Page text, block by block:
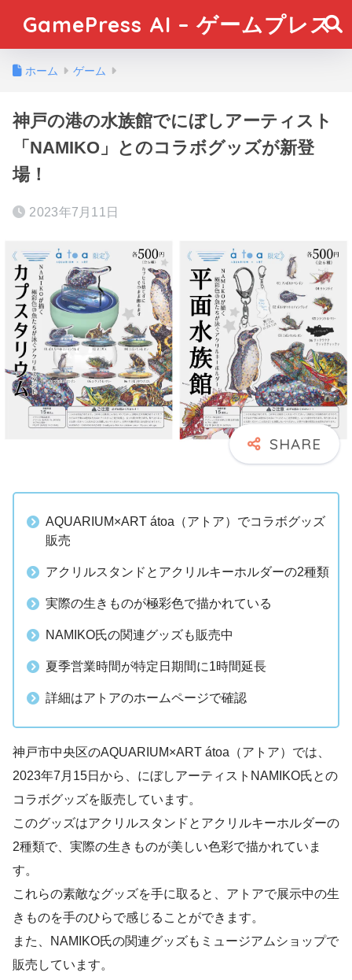
GamePress AI – ゲームプレス
ホーム ゲーム
神戸の港の水族館でにぼしアーティスト
「NAMIKO」とのコラボグッズが新登
場！
2023年7月11日
AQUARIUM×ART átoa（アトア）でコラボグッズ
販売
アクリルスタンドとアクリルキーホルダーの2種類
実際の生きものが極彩色で描かれている
NAMIKO氏の関連グッズも販売中
夏季営業時間が特定日期間に1時間延長
詳細はアトアのホームページで確認
神戸市中央区のAQUARIUM×ART átoa（アトア）では、
2023年7月15日から、にぼしアーティストNAMIKO氏との
コラボグッズを販売しています。
このグッズはアクリルスタンドとアクリルキーホルダーの
2種類で、実際の生きものが美しい色彩で描かれていま
す。
これらの素敵なグッズを手に取ると、アトアで展示中の生
きものを手のひらで感じることができます。
また、NAMIKO氏の関連グッズもミュージアムショップで
販売しています。